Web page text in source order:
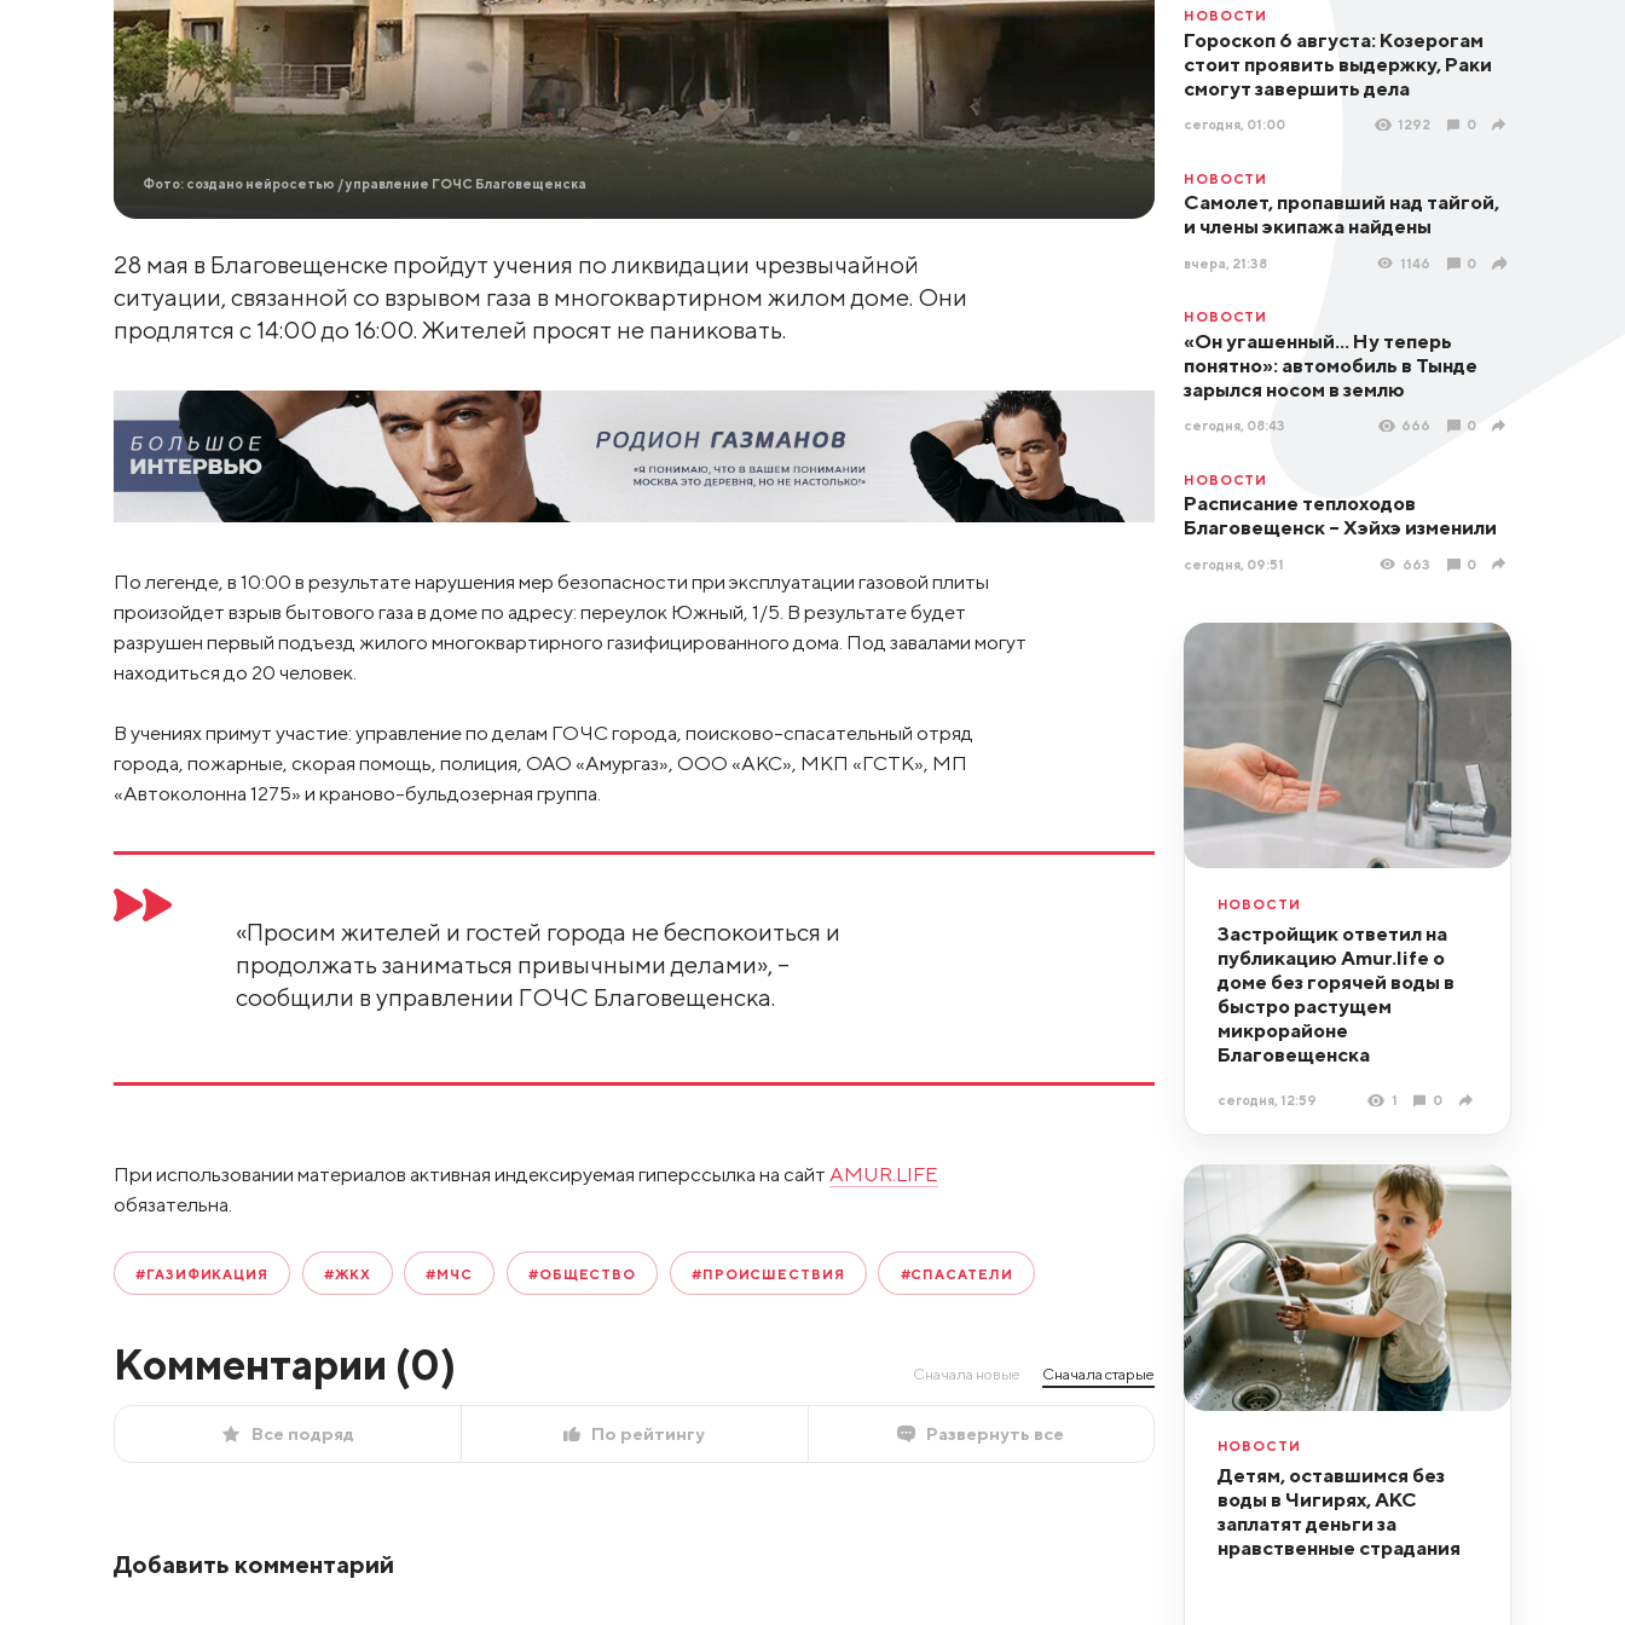
Фото: создано нейросетью / управление ГОЧС Благовещенска
28 мая в Благовещенске пройдут учения по ликвидации чрезвычайной
ситуации, связанной со взрывом газа в многоквартирном жилом доме. Они
продлятся с 14:00 до 16:00. Жителей просят не паниковать.
По легенде, в 10:00 в результате нарушения мер безопасности при эксплуатации газовой плиты
произойдет взрыв бытового газа в доме по адресу: переулок Южный, 1/5. В результате будет
разрушен первый подъезд жилого многоквартирного газифицированного дома. Под завалами могут
находиться до 20 человек.
В учениях примут участие: управление по делам ГОЧС города, поисково-спасательный отряд
города, пожарные, скорая помощь, полиция, ОАО «Амургаз», ООО «АКС», МКП «ГСТК», МП
«Автоколонна 1275» и краново-бульдозерная группа.
«Просим жителей и гостей города не беспокоиться и
продолжать заниматься привычными делами», –
сообщили в управлении ГОЧС Благовещенска.
При использовании материалов активная индексируемая гиперссылка на сайт AMUR.LIFE
обязательна.
#ГАЗИФИКАЦИЯ #ЖКХ #МЧС #ОБЩЕСТВО #ПРОИСШЕСТВИЯ #СПАСАТЕЛИ
Комментарии (0) Сначала новые Сначала старые
Все подряд По рейтингу Развернуть все
Добавить комментарий
НОВОСТИ
Гороскоп 6 августа: Козерогам
стоит проявить выдержку, Раки
смогут завершить дела
сегодня, 01:00 1292 0
НОВОСТИ
Самолет, пропавший над тайгой,
и члены экипажа найдены
вчера, 21:38 1146 0
НОВОСТИ
«Он угашенный... Ну теперь
понятно»: автомобиль в Тынде
зарылся носом в землю
сегодня, 08:43 666 0
НОВОСТИ
Расписание теплоходов
Благовещенск – Хэйхэ изменили
сегодня, 09:51 663 0
НОВОСТИ
Застройщик ответил на
публикацию Amur.life о
доме без горячей воды в
быстро растущем
микрорайоне
Благовещенска
сегодня, 12:59 1 0
НОВОСТИ
Детям, оставшимся без
воды в Чигирях, АКС
заплатят деньги за
нравственные страдания